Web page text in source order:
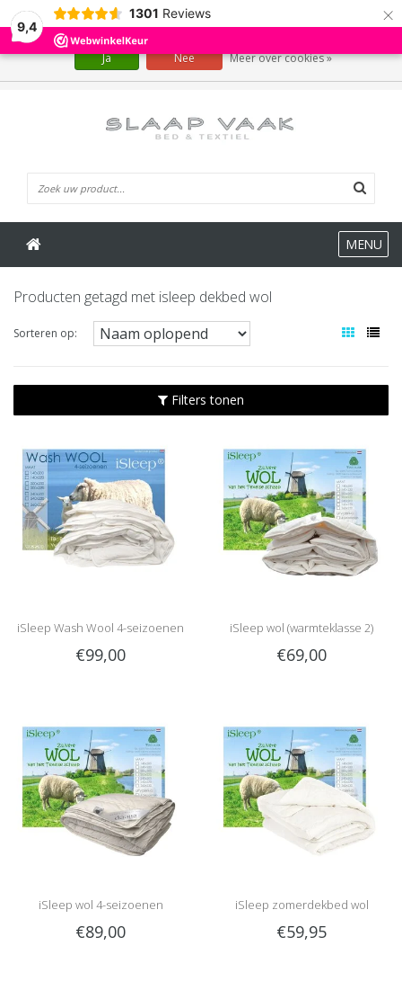
9,4
1301 Reviews ×
MENU
Producten getagd met isleep dekbed wol
Sorteren op:
Filters tonen
iSleep Wash Wool 4-seizoenen
€99,00
iSleep wol (warmteklasse 2)
€69,00
iSleep wol 4-seizoenen
€89,00
iSleep zomerdekbed wol
€59,95
Wij slaan cookies op om onze website te verbeteren. Is dat akkoord?
Ja Nee Meer over cookies »